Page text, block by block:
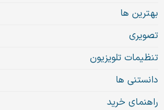
بهترین ها
تصویری
تنظیمات تلویزیون
دانستنی ها
راهنمای خرید